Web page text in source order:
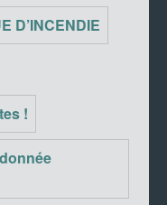
D’INCENDIE
!